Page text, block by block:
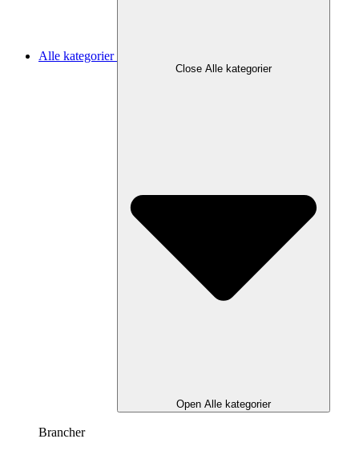
Alle kategorier
Close Alle kategorier
Open Alle kategorier
Brancher